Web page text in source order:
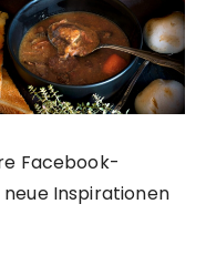
Facebook-
Inspirationen